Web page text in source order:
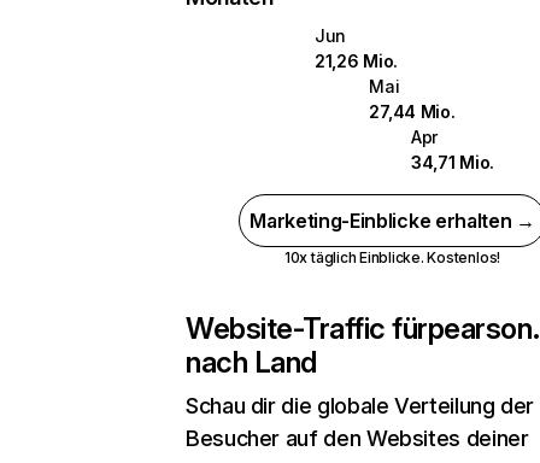
Jun
21,26 Mio.
Mai
27,44 Mio.
Apr
34,71 Mio.
Marketing-Einblicke erhalten →
10x täglich Einblicke. Kostenlos!
Website-Traffic für
nach Land
Schau dir die globale Verteilung der
Besucher auf den Websites deiner